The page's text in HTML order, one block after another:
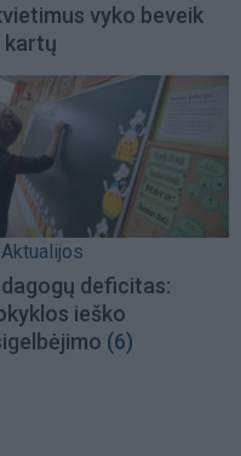
vyko beveik
kartų
Aktualijos
deficitas:
ieško
(6)